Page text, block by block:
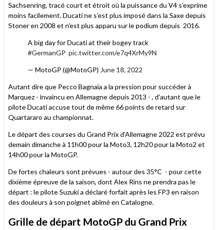
Sachsenring, tracé court et étroit où la puissance du V4 s'exprime
moins facilement. Ducati ne s'est plus imposé dans la Saxe depuis
Stoner en 2008 et n'est plus apparu sur le podium depuis 2016.
A big day for Ducati at their bogey track
#GermanGP pic.twitter.com/e7q4XrMy9N
— MotoGP (@MotoGP) June 18, 2022
Autant dire que Pecco Bagnaia a la pression pour succéder à
Marquez - invaincu en Allemagne depuis 2013 - , d'autant que le
pilote Ducati accuse tout de même 66 points de retard sur
Quartararo au championnat.
Le départ des courses du Grand Prix d'Allemagne 2022 est prévu
demain dimanche à 11h00 pour la Moto3, 12h20 pour la Moto2 et
14h00 pour la MotoGP.
De fortes chaleurs sont prévues - autour des 35°C - pour cette
dixième épreuve de la saison, dont Alex Rins ne prendra pas le
départ : le pilote Suzuki a déclaré forfait après les FP3 en raison
des douleurs à son poignet abîmé en Catalogne.
Grille de départ MotoGP du Grand Prix